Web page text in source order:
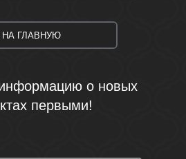
НА ГЛАВНУЮ
о новых
первыми!